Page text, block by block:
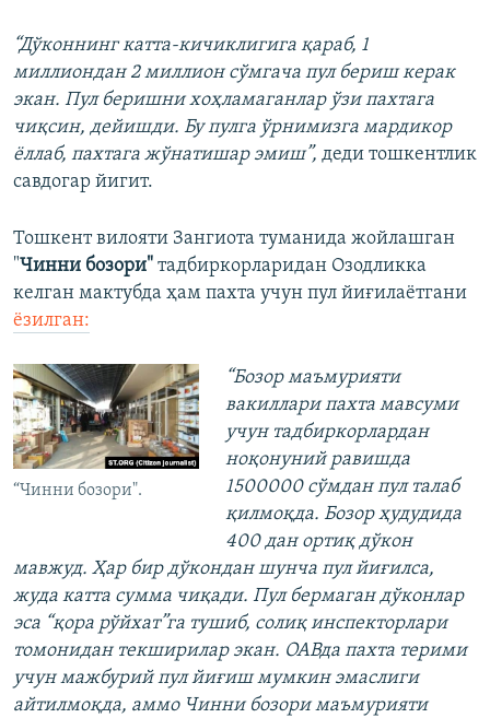
“Дўконнинг катта-кичиклигига қараб, 1
миллиондан 2 миллион сўмгача пул бериш керак
экан. Пул беришни хоҳламаганлар ўзи пахтага
чиқсин, дейишди. Бу пулга ўрнимизга мардикор
ёллаб, пахтага жўнатишар эмиш”, деди тошкентлик
савдогар йигит.
Тошкент вилояти Зангиота туманида жойлашган
"Чинни бозори" тадбиркорларидан Озодликка
келган мактубда ҳам пахта учун пул йиғилаётгани
ёзилган:
“Чинни бозори".
“Бозор маъмурияти
вакиллари пахта мавсуми
учун тадбиркорлардан
ноқонуний равишда
1500000 сўмдан пул талаб
қилмоқда. Бозор ҳудудида
400 дан ортиқ дўкон
мавжуд. Ҳар бир дўкондан шунча пул йиғилса,
жуда катта сумма чиқади. Пул бермаган дўконлар
эса “қора рўйхат”га тушиб, солиқ инспекторлари
томонидан текширилар экан. ОАВда пахта терими
учун мажбурий пул йиғиш мумкин эмаслиги
айтилмоқда, аммо Чинни бозори маъмурияти